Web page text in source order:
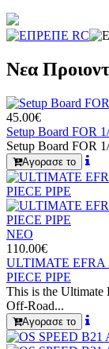
Νεα
45.00€
Setup Board FOR
Setup Board FOR
Αγορασε το
ΝΕΟ
110.00€
ULTIMATE EFRA
PIECE PIPE
This is the Ultimate
Off-Road...
Αγορασε το